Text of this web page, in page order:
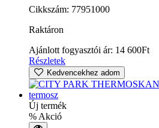
Cikkszám: 77951000
Raktáron
Ajánlott fogyasztói ár: 14 600Ft
Részletek
Kedvencekhez adom
Új termék
% Akció